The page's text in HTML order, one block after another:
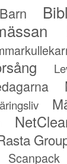
Scanpack